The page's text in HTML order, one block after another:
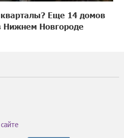
Еще 14 домов
Нижнем Новгороде